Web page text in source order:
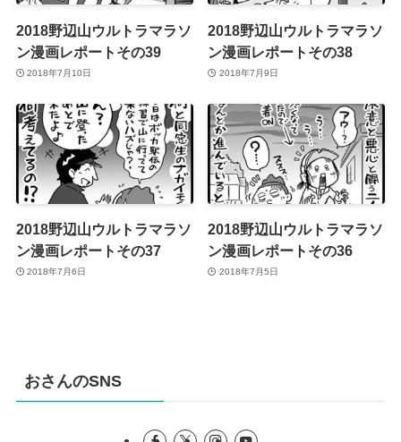
2018野辺山ウルトラマラソ
ン漫画レポートその39
2018年7月10日
2018野辺山ウルトラマラソ
ン漫画レポートその38
2018年7月9日
2018野辺山ウルトラマラソ
ン漫画レポートその37
2018年7月6日
2018野辺山ウルトラマラソ
ン漫画レポートその36
2018年7月5日
おさんのSNS